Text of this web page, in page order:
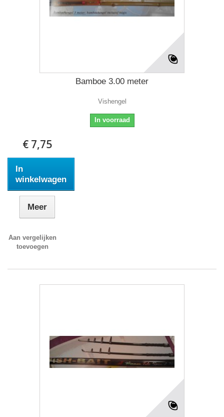
Bamboe 3.00 meter
Vishengel
In voorraad
€ 7,75
In
winkelwagen
Meer
Aan vergelijken
toevoegen